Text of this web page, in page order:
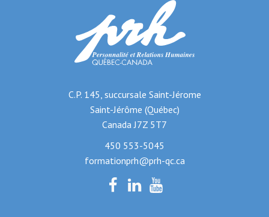
C.P. 145, succursale Saint-Jérome
Saint-Jérôme (Québec)
Canada J7Z 5T7
450 553-5045
formationprh@prh-qc.ca